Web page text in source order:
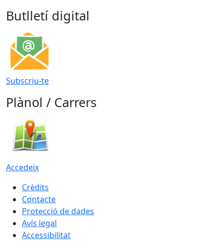
Butlletí digital
Subscriu-te
Plànol / Carrers
Accedeix
Crèdits
Contacte
Protecció de dades
Avís legal
Accessibilitat